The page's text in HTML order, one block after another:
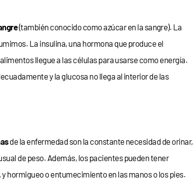
(también conocido como azúcar en la sangre). La
La insulina, una hormona que produce el
llegue a las células para usarse como energía.
y la glucosa no llega al interior de las
de la enfermedad son la constante necesidad de orinar,
de peso. Además, los pacientes pueden tener
hormigueo o entumecimiento en las manos o los pies.